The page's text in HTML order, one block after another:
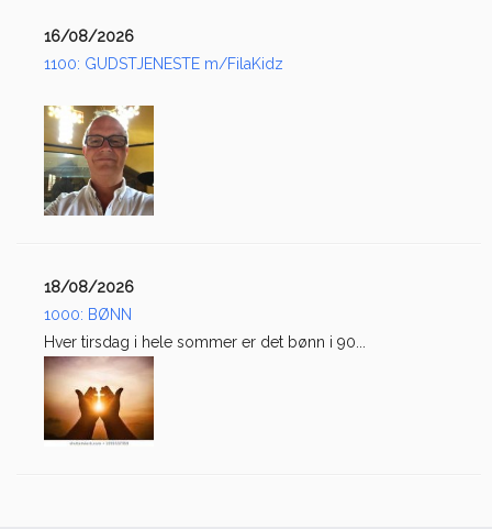
16/08/2026
1100: GUDSTJENESTE m/FilaKidz
18/08/2026
1000: BØNN
Hver tirsdag i hele sommer er det bønn i 90...